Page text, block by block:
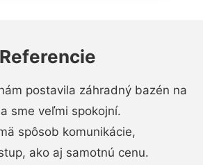
Referencie
postavila záhradný bazén na
sme veľmi spokojní.
spôsob komunikácie,
ako aj samotnú cenu.